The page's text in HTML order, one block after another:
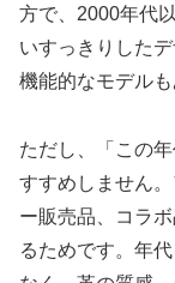
方で、2000年代
いすっきりした
機能的なモデルも
ただし、「この
すすめしません
ー販売品、コラ
るためです。年